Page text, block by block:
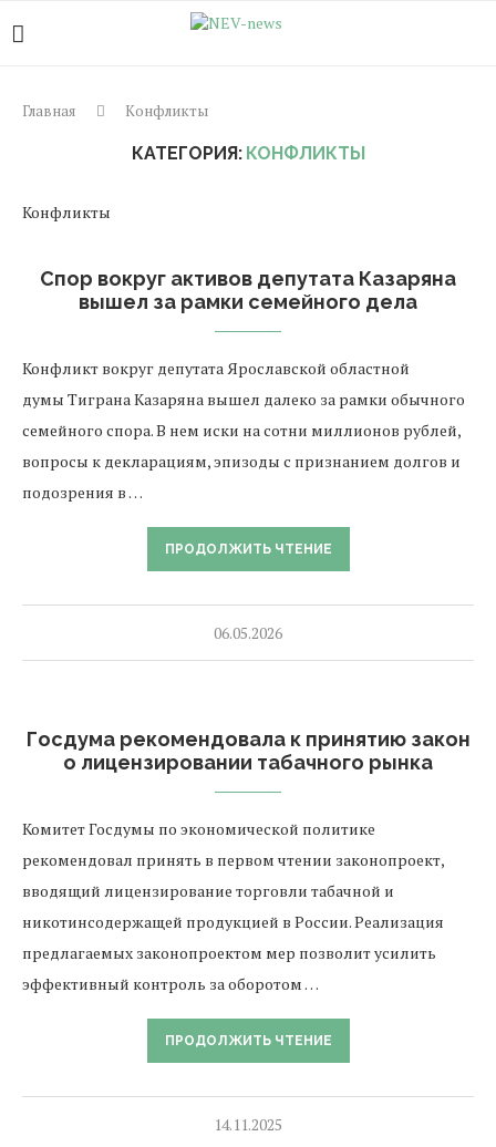
Главная Конфликты
КАТЕГОРИЯ: КОНФЛИКТЫ
Конфликты
Спор вокруг активов депутата Казаряна
вышел за рамки семейного дела
Конфликт вокруг депутата Ярославской областной
думы Тиграна Казаряна вышел далеко за рамки обычного
семейного спора. В нем иски на сотни миллионов рублей,
вопросы к декларациям, эпизоды с признанием долгов и
подозрения в …
ПРОДОЛЖИТЬ ЧТЕНИЕ
06.05.2026
Госдума рекомендовала к принятию закон
о лицензировании табачного рынка
Комитет Госдумы по экономической политике
рекомендовал принять в первом чтении законопроект,
вводящий лицензирование торговли табачной и
никотинсодержащей продукцией в России. Реализация
предлагаемых законопроектом мер позволит усилить
эффективный контроль за оборотом …
ПРОДОЛЖИТЬ ЧТЕНИЕ
14.11.2025